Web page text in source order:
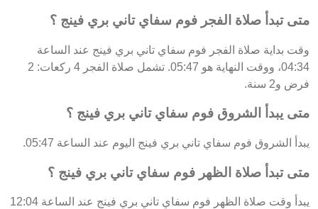
متى تبدأ صلاة الفجر فوم سفاي تاني بري فينج ؟
وقت بداية صلاة الفجر فوم سفاي تاني بري فينج عند الساعة
04:34، ووقت النهاية هو 05:47. تشمل صلاة الفجر 4 ركعات: 2
فرض و2 سنة.
متى يبدأ الشروق فوم سفاي تاني بري فينج ؟
يبدأ الشروق فوم سفاي تاني بري فينج اليوم عند الساعة 05:47.
متى تبدأ صلاة الظهر فوم سفاي تاني بري فينج ؟
يبدأ وقت صلاة الظهر فوم سفاي تاني بري فينج عند الساعة 12:04